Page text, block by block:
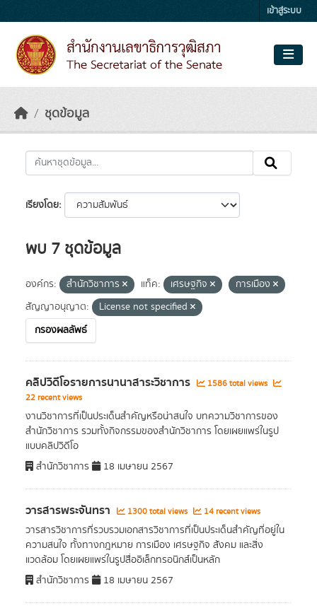
เข้าสู่ระบบ
ชุดข้อมูล
เรียงโดย
พบ 7 ชุดข้อมูล
องค์กร: สำนักวิชาการ แท็ค: เศรษฐกิจ
การเมือง
สัญญาอนุญาต:
License not specified
กรองผลลัพธ์
คลิปวิดีโอรายการนานาสาระวิชาการ
1586 total views
22 recent views
งานวิชาการที่เป็นประเด็นสำคัญหรือน่าสนใจ บทความวิชาการของ
สำนักวิชาการ รวมทั้งกิจกรรมของสำนักวิชาการ โดยเผยแพร่ในรูป
แบบคลิปวิดีโอ
สำนักวิชาการ
18 เมษายน 2567
วารสารพระจันทรา 1300 total views 14 recent views
วารสารวิชาการที่รวบรวมเอกสารวิชาการที่เป็นประเด็นสำคัญที่อยู่ใน
ความสนใจ ทั้งทางกฎหมาย การเมือง เศรษฐกิจ สังคม และสิ่ง
แวดล้อม โดยเผยแพร่ในรูปสื่ออิเล็กทรอนิกส์เป็นหลัก
สำนักวิชาการ
18 เมษายน 2567